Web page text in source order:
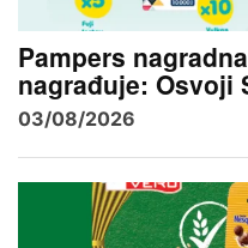
Pampers
nagrađuje: Osvoji
03/08/2026